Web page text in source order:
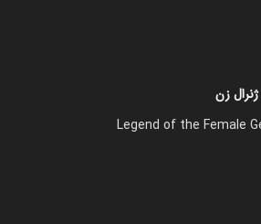
زن
Legend of the Female